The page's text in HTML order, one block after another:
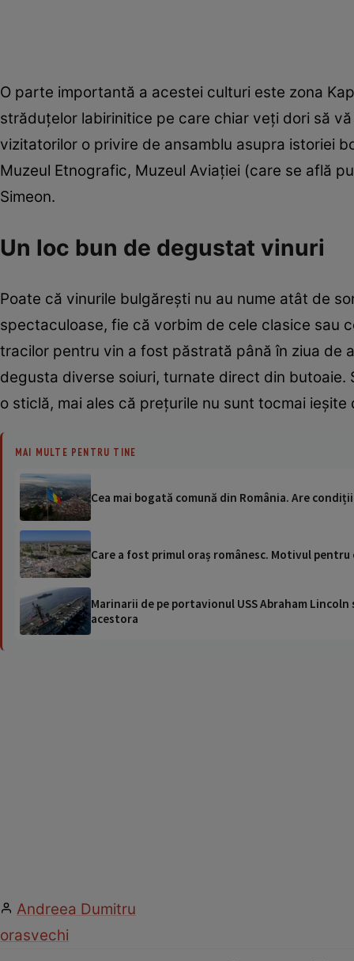
O parte importantă a acestei culturi este zona
străduțelor labirinitice pe care chiar veți dori să
vizitatorilor o privire de ansamblu asupra istoriei
Muzeul Etnografic, Muzeul Aviației (care se află
Simeon.
Un loc bun de degustat vinuri
Poate că vinurile bulgărești nu au nume atât de
spectaculoase, fie că vorbim de cele clasice sau
tracilor pentru vin a fost păstrată până în ziua de
degusta diverse soiuri, turnate direct din
o sticlă, mai ales că prețurile nu sunt tocmai ieșite
MAI MULTE PENTRU TINE
Cea mai bogată comună din România. Are
Care a fost primul oraș românesc. Motivul
Marinarii de pe portavionul USS Abraham
acestora
Andreea Dumitru
orasvechi